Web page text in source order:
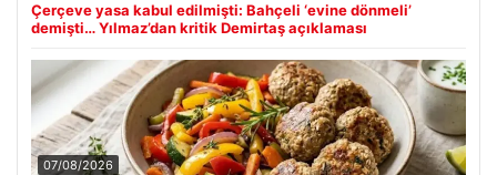
Çerçeve yasa kabul edilmişti: Bahçeli ‘evine dönmeli’
demişti… Yılmaz’dan kritik Demirtaş açıklaması
07/08/2026